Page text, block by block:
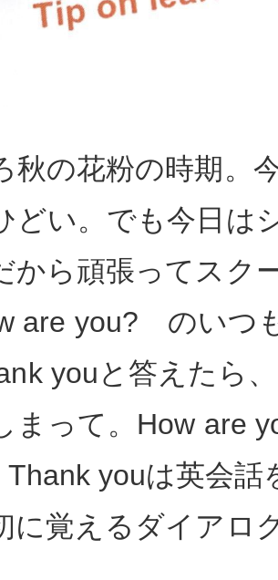
秋の花粉の時期。
どい。でも今日は
から頑張ってスク
are you? のいつ
youと答えたら
まって。How are
Thank youは英会
に覚えるダイアロ